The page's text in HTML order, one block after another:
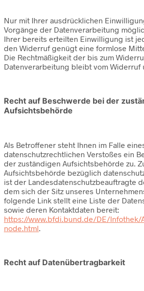
Nur mit Ihrer ausdrücklichen
Vorgänge der Datenverarbeitung
Ihrer bereits erteilten Einwilligung ist
den Widerruf genügt eine formlose
Die Rechtmäßigkeit der bis zum
Datenverarbeitung bleibt vom Widerruf
Recht auf Beschwerde bei der
Aufsichtsbehörde
Als Betroffener steht Ihnen im Falle
datenschutzrechtlichen Verstoßes ein
der zuständigen Aufsichtsbehörde zu.
Aufsichtsbehörde bezüglich
ist der Landesdatenschutzbeauftragte
dem sich der Sitz unseres
folgende Link stellt eine Liste der
sowie deren Kontaktdaten bereit:
https://www.bfdi.bund.de/DE/Infothek/
node.html
Recht auf Datenübertragbarkeit